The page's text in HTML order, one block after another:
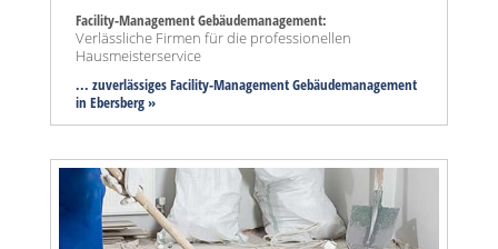
Facility-Management Gebäudemanagement:
Verlässliche Firmen für die professionellen
Hausmeisterservice
... zuverlässiges Facility-Management Gebäudemanagement
in Ebersberg »